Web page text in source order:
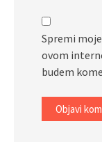
Spremi
ovom
budem